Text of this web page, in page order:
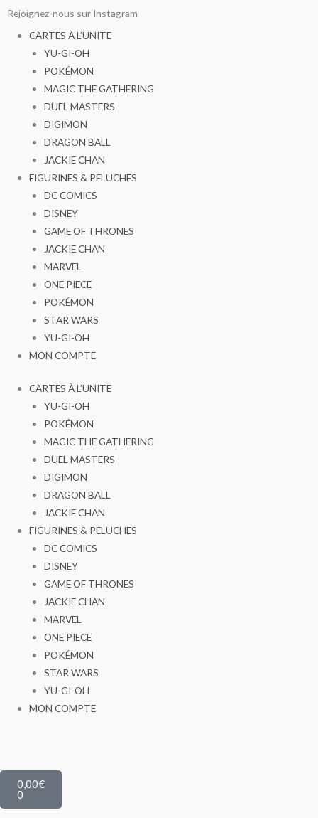
AllerRejoignez-nous sur Instagram
CARTES À L’UNITE
YU-GI-OH
POKÉMON
MAGIC THE GATHERING
DUEL MASTERS
DIGIMON
DRAGON BALL
JACKIE CHAN
FIGURINES & PELUCHES
DC COMICS
DISNEY
GAME OF THRONES
JACKIE CHAN
MARVEL
ONE PIECE
POKÉMON
STAR WARS
YU-GI-OH
MON COMPTE
CARTES À L’UNITE
YU-GI-OH
POKÉMON
MAGIC THE GATHERING
DUEL MASTERS
DIGIMON
DRAGON BALL
JACKIE CHAN
FIGURINES & PELUCHES
DC COMICS
DISNEY
GAME OF THRONES
JACKIE CHAN
MARVEL
ONE PIECE
POKÉMON
STAR WARS
YU-GI-OH
MON COMPTE
0,00€
0
Panier